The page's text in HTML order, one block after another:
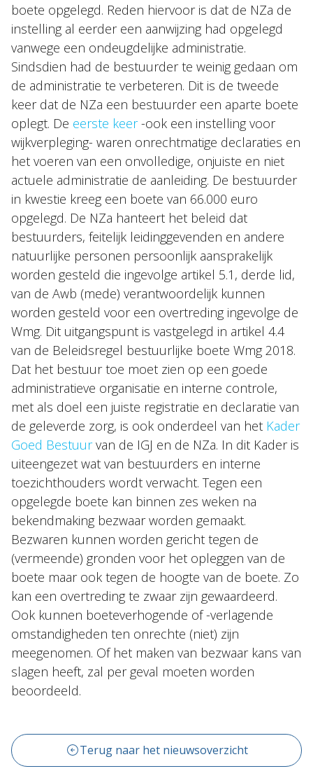
boete opgelegd. Reden hiervoor is dat de NZa de
instelling al eerder een aanwijzing had opgelegd
vanwege een ondeugdelijke administratie.
Sindsdien had de bestuurder te weinig gedaan om
de administratie te verbeteren. Dit is de tweede
keer dat de NZa een bestuurder een aparte boete
oplegt. De eerste keer-ook een instelling voor
wijkverpleging- waren onrechtmatige declaraties en
het voeren van een onvolledige, onjuiste en niet
actuele administratie de aanleiding. De bestuurder
in kwestie kreeg een boete van 66.000 euro
opgelegd. De NZa hanteert het beleid dat
bestuurders, feitelijk leidinggevenden en andere
natuurlijke personen persoonlijk aansprakelijk
worden gesteld die ingevolge artikel 5.1, derde lid,
van de Awb (mede) verantwoordelijk kunnen
worden gesteld voor een overtreding ingevolge de
Wmg. Dit uitgangspunt is vastgelegd in artikel 4.4
van de Beleidsregel bestuurlijke boete Wmg 2018.
Dat het bestuur toe moet zien op een goede
administratieve organisatie en interne controle,
met als doel een juiste registratie en declaratie van
de geleverde zorg, is ook onderdeel van het Kader
Goed Bestuurvan de IGJ en de NZa. In dit Kader is
uiteengezet wat van bestuurders en interne
toezichthouders wordt verwacht. Tegen een
opgelegde boete kan binnen zes weken na
bekendmaking bezwaar worden gemaakt.
Bezwaren kunnen worden gericht tegen de
(vermeende) gronden voor het opleggen van de
boete maar ook tegen de hoogte van de boete. Zo
kan een overtreding te zwaar zijn gewaardeerd.
Ook kunnen boeteverhogende of -verlagende
omstandigheden ten onrechte (niet) zijn
meegenomen. Of het maken van bezwaar kans van
slagen heeft, zal per geval moeten worden
beoordeeld.
Terug naar het nieuwsoverzicht